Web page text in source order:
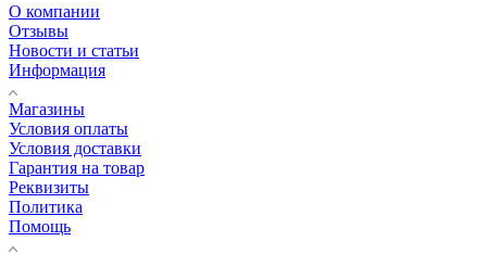
О компании
Отзывы
Новости и статьи
Информация
Магазины
Условия оплаты
Условия доставки
Гарантия на товар
Реквизиты
Политика
Помощь